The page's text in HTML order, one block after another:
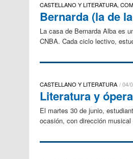
CASTELLANO Y LITERATURA,
Bernarda (la de
La casa de Bernarda Alba es
CNBA. Cada ciclo lectivo,
CASTELLANO Y LITERATURA 04/
Literatura y
El martes 30 de junio,
ocasión, con dirección